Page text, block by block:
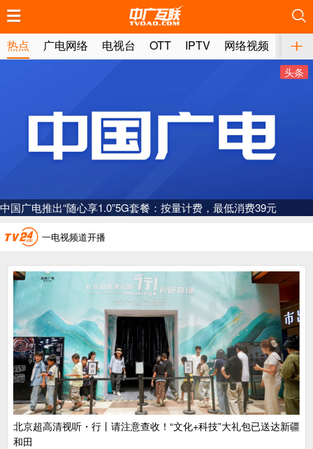
热点 广电网络 电视台 OTT IPTV 网络视频 媒体
头条
中国广电推出“随心享1.0”5G套餐：按量计费，最低消费39元
广电总局对互联网电视自动续费专项治理
AI赋能微短剧产业“沪8条”发布
一电视频道开播
“纵深推进”系统性变革，广电媒体如何发力？
“一省一网”，中国广电为何走了二十年？
广电总局对互联网电视自动续费专项治理
中国广电：编制一体化电视技术标准白皮书
推荐
北京超高清视听・行丨请注意查收！“文化+科技”大礼包已送达新疆
和田
推荐
推荐
推荐
推荐
推荐
推荐
推荐
推荐
推荐
推荐
推荐
推荐
推荐
推荐
推荐
推荐
推荐
推荐
推荐